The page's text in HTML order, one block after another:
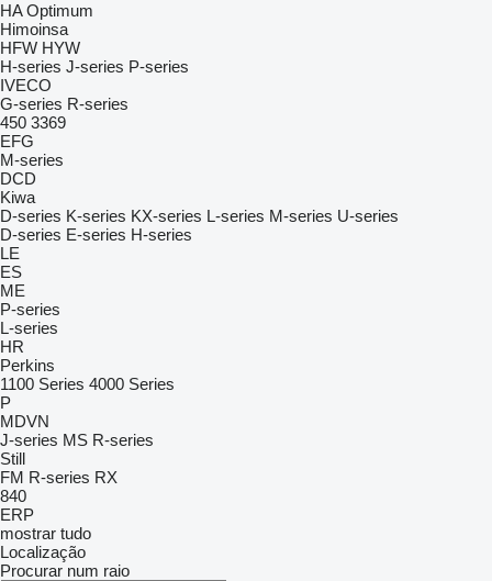
HA Optimum
Himoinsa
HFW HYW
H-series J-series P-series
IVECO
G-series R-series
450 3369
EFG
M-series
DCD
Kiwa
D-series K-series KX-series L-series M-series U-series
D-series E-series H-series
LE
ES
ME
P-series
L-series
HR
Perkins
1100 Series 4000 Series
P
MDVN
J-series MS R-series
Still
FM R-series RX
840
ERP
mostrar tudo
Localização
Procurar num raio